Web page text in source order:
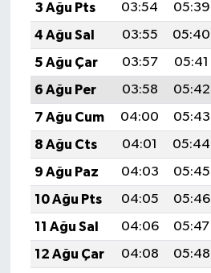
3 Ağu Pts
03:54 05:39
4 Ağu Sal
03:55 05:40
5 Ağu Çar
03:57 05:41
6 Ağu Per
03:58 05:42
7 Ağu Cum
04:00 05:43
8 Ağu Cts
04:01 05:44
9 Ağu Paz
04:03 05:45
10 Ağu Pts
04:05 05:46
11 Ağu Sal
04:06 05:47
12 Ağu Çar
04:08 05:48